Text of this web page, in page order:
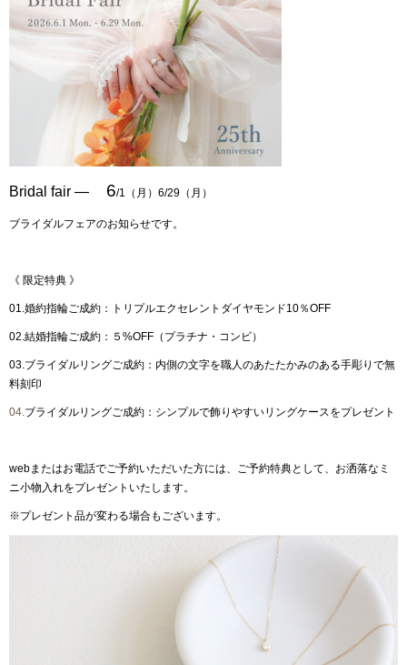
Bridal fair ― 6/1（月）6/29（月）
ブライダルフェアのお知らせです。
《 限定特典 》
01.婚約指輪ご成約： トリプルエクセレントダイヤモンド10％OFF
02.結婚指輪ご成約：５%OFF（プラチナ・コンビ）
03.ブライダルリングご成約： 内側の文字を職人のあたたかみのある手彫りで無
料刻印
04.ブライダルリングご成約：シンプルで飾りやすいリングケースをプレゼント
webまたはお電話でご予約いただいた方には、ご予約特典として、お洒落なミ
ニ小物入れをプレゼントいたします。
※プレゼント品が変わる場合もございます。